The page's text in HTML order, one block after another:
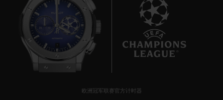
7
欧洲冠军联赛官方计时器